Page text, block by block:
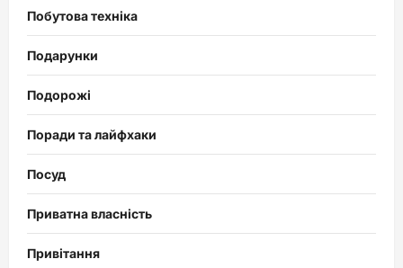
Побутова техніка
Подарунки
Подорожі
Поради та лайфхаки
Посуд
Приватна власність
Привітання